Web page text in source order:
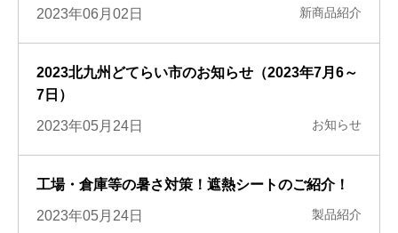
2023年06月02日 新商品紹介
2023北九州どてらい市のお知らせ（2023年7月6～
7日）
2023年05月24日 お知らせ
工場・倉庫等の暑さ対策！遮熱シートのご紹介！
2023年05月24日 製品紹介